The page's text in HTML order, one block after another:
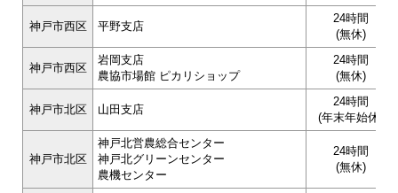
神戸市西区 平野支店
24時間
(無休)
神戸市西区
岩岡支店
農協市場館 ピカリショップ
24時間
(無休)
神戸市北区 山田支店
24時間
(年末年始休)
神戸市北区
神戸北営農総合センター
神戸北グリーンセンター
農機センター
24時間
(無休)